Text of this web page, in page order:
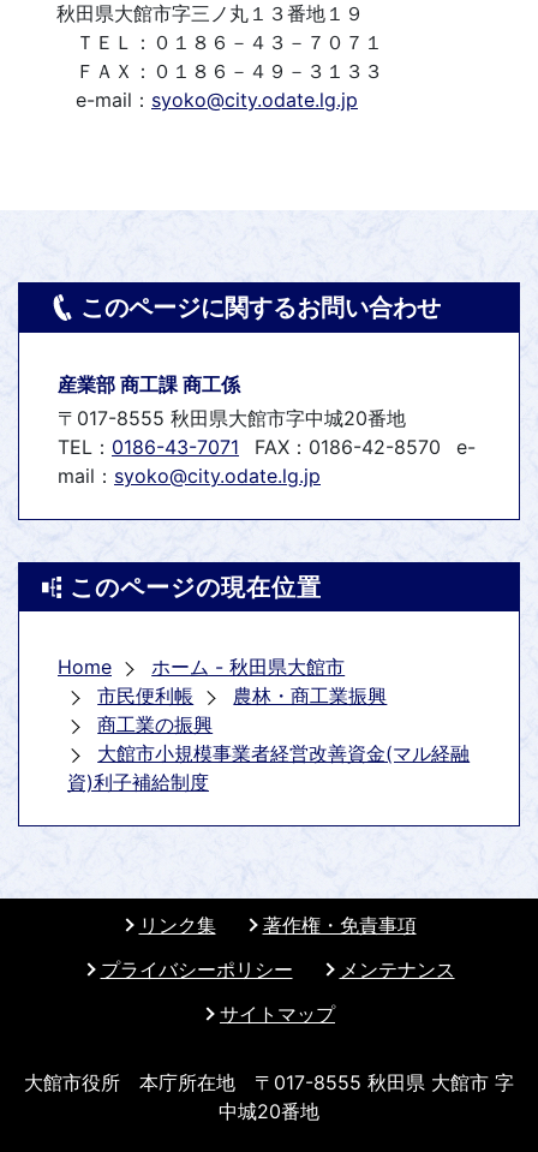
秋田県大館市字三ノ丸１３番地１９
ＴＥＬ：０１８６－４３－７０７１
ＦＡＸ：０１８６－４９－３１３３
e-mail： syoko@city.odate.lg.jp
このページに関するお問い合わせ
産業部 商工課 商工係
〒017-8555 秋田県大館市字中城20番地
TEL： 0186-43-7071 FAX：0186-42-8570
e-
mail： syoko@city.odate.lg.jp
このページの現在位置
Home
ホーム - 秋田県大館市
市民便利帳
農林・商工業振興
商工業の振興
大館市小規模事業者経営改善資金(マル経融
資)利子補給制度
リンク集
著作権・免責事項
プライバシーポリシー
メンテナンス
サイトマップ
大館市役所 本庁所在地 〒017-8555 秋田県 大館市 字
中城20番地